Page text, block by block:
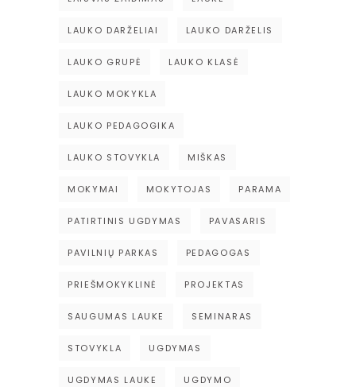
LAUKO DARŽELIAI LAUKO DARŽELIS
LAUKO GRUPĖ LAUKO KLASĖ
LAUKO MOKYKLA
LAUKO PEDAGOGIKA
LAUKO STOVYKLA MIŠKAS
MOKYMAI MOKYTOJAS PARAMA
PATIRTINIS UGDYMAS PAVASARIS
PAVILNIŲ PARKAS PEDAGOGAS
PRIEŠMOKYKLINĖ PROJEKTAS
SAUGUMAS LAUKE SEMINARAS
STOVYKLA UGDYMAS
UGDYMAS LAUKE UGDYMO